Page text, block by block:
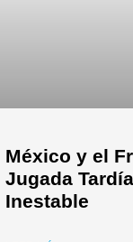
México y el
Jugada
Inestable